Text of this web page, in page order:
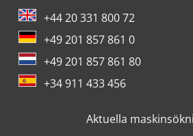
+44 20 331 800 72
+49 201 857 861 0
+49 201 857 861 80
+34 911 433 456
Aktuella